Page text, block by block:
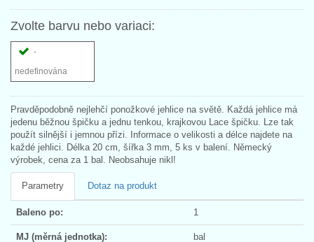
Zvolte barvu nebo variaci:
-
nedefinována
Pravděpodobně nejlehčí ponožkové jehlice na světě. Každá jehlice má
jedenu běžnou špičku a jednu tenkou, krajkovou Lace špičku. Lze tak
použít silnější i jemnou přízi. Informace o velikosti a délce najdete na
každé jehlici. Délka 20 cm, šířka 3 mm, 5 ks v balení. Německý
výrobek, cena za 1 bal. Neobsahuje nikl!
Parametry Dotaz na produkt
Baleno po: 1
MJ (měrná jednotka): bal